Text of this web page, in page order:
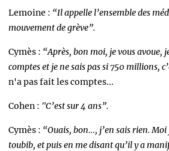
Lemoine : “Il appelle l’ensemble des
mouvement de grève”.
Cymès : “Après, bon moi, je vous avoue,
comptes et je ne sais pas si 750 millions,
n'a pas fait les comptes...
Cohen : "C’est sur 4 ans”.
Cymès : “Ouais, bon…, j’en sais rien.
toubib, et puis en me disant qu’il y a